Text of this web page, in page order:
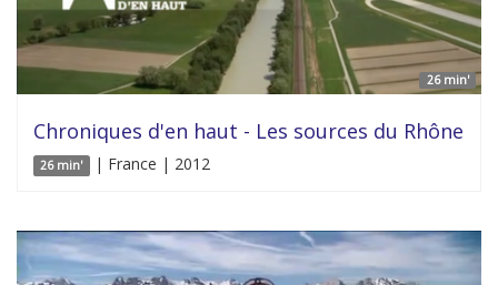
26 min'
Chroniques d'en haut - Les sources du Rhône
26 min' | France | 2012